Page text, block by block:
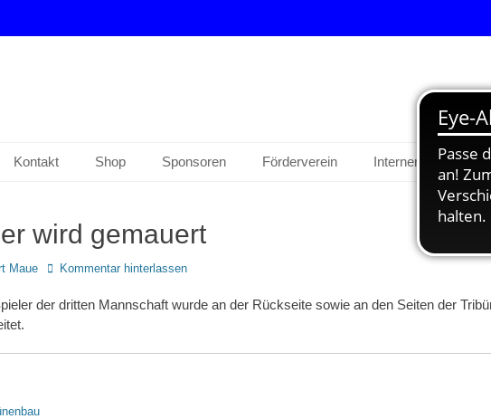
e. V.
Kontakt Shop Sponsoren Förderverein Interner Bereich
wird gemauert
Maue Kommentar hinterlassen
der dritten Mannschaft wurde an der Rückseite sowie an den Seiten der